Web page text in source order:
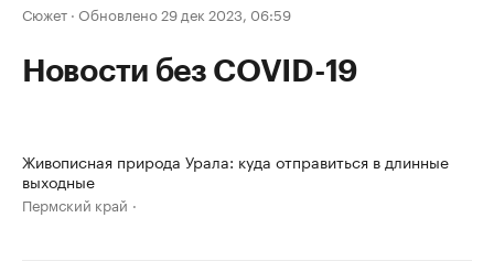
Сюжет · Обновлено 29 дек 2023, 06:59
Новости без COVID-19
Живописная природа Урала: куда отправиться в длинные
выходные
Пермский край